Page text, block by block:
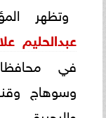
وتظهر
عبدالحليم
في
وسوهاج